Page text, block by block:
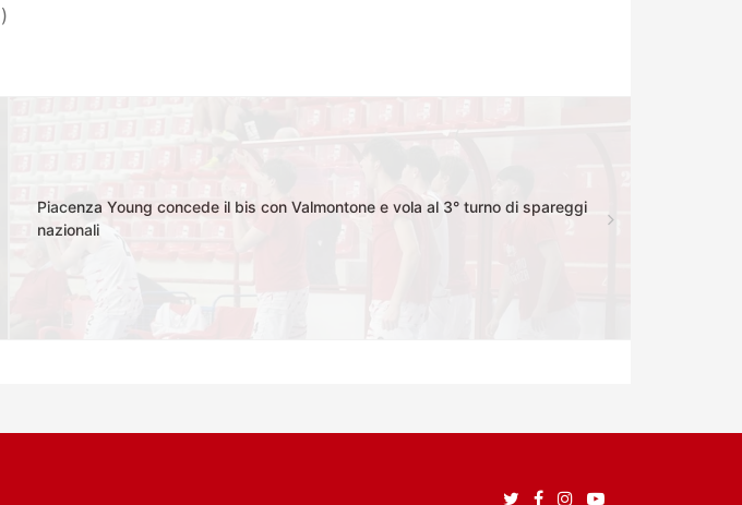
)
Piacenza Young concede il bis con Valmontone e vola al 3° turno di spareggi
nazionali